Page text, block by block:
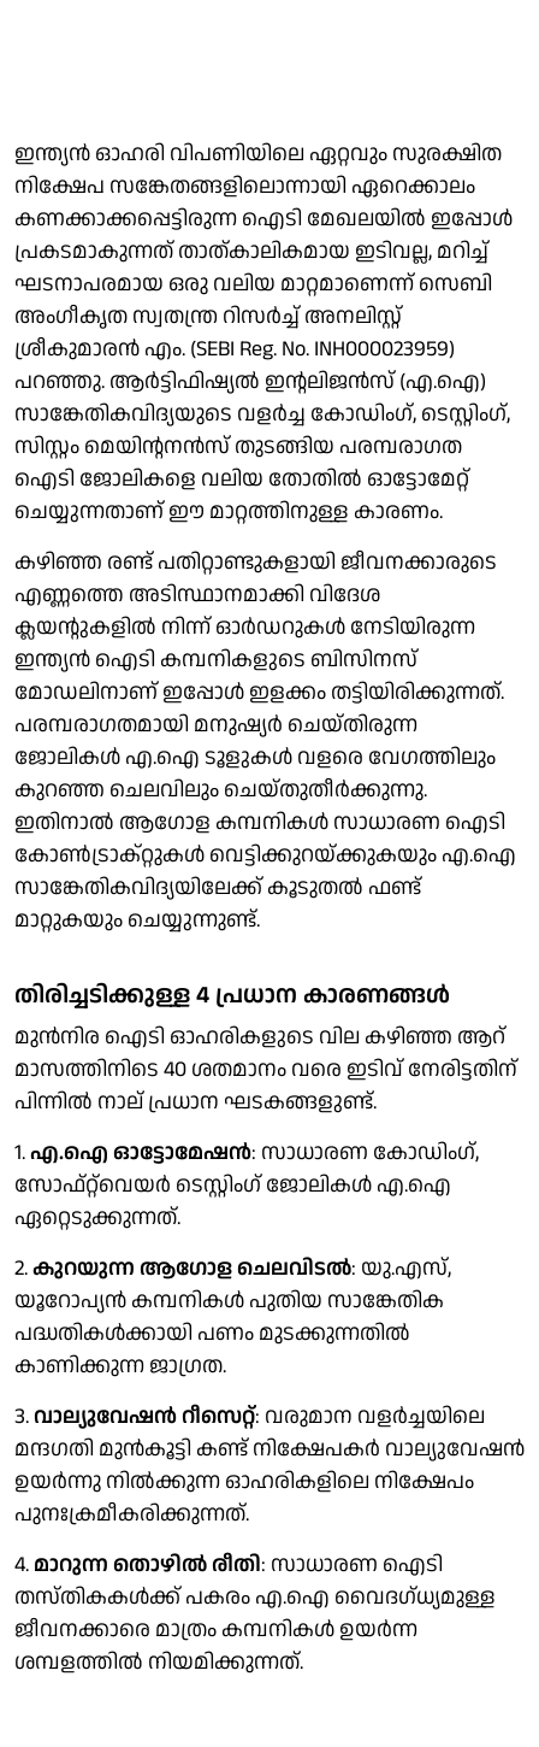
ഇന്ത്യൻ ഓഹരി വിപണിയിലെ ഏറ്റവും സുരക്ഷിത
നിക്ഷേപ സങ്കേതങ്ങളിലൊന്നായി ഏറെക്കാലം
കണക്കാക്കപ്പെട്ടിരുന്ന ഐടി മേഖലയിൽ ഇപ്പോൾ
പ്രകടമാകുന്നത് താത്കാലികമായ ഇടിവല്ല, മറിച്ച്
ഘടനാപരമായ ഒരു വലിയ മാറ്റമാണെന്ന് സെബി
അം​ഗീകൃത സ്വതന്ത്ര റിസർച്ച് അനലിസ്റ്റ്
ശ്രീകുമാരൻ എം. (SEBI Reg. No. INH000023959)
പറഞ്ഞു. ആർട്ടിഫിഷ്യൽ ഇന്റലിജൻസ് (എ.ഐ)
സാങ്കേതികവിദ്യയുടെ വളർച്ച കോഡിംഗ്, ടെസ്റ്റിംഗ്,
സിസ്റ്റം മെയിന്റനൻസ് തുടങ്ങിയ പരമ്പരാഗത
ഐടി ജോലികളെ വലിയ തോതിൽ ഓട്ടോമേറ്റ്
ചെയ്യുന്നതാണ് ഈ മാറ്റത്തിനുള്ള കാരണം.
കഴിഞ്ഞ രണ്ട് പതിറ്റാണ്ടുകളായി ജീവനക്കാരുടെ
എണ്ണത്തെ അടിസ്ഥാനമാക്കി വിദേശ
ക്ലയന്റുകളിൽ നിന്ന് ഓർഡറുകൾ നേടിയിരുന്ന
ഇന്ത്യൻ ഐടി കമ്പനികളുടെ ബിസിനസ്
മോഡലിനാണ് ഇപ്പോൾ ഇളക്കം തട്ടിയിരിക്കുന്നത്.
പരമ്പരാഗതമായി മനുഷ്യർ ചെയ്തിരുന്ന
ജോലികൾ എ.ഐ ടൂളുകൾ വളരെ വേഗത്തിലും
കുറഞ്ഞ ചെലവിലും ചെയ്തുതീർക്കുന്നു.
ഇതിനാൽ ആഗോള കമ്പനികൾ സാധാരണ ഐടി
കോൺട്രാക്റ്റുകൾ വെട്ടിക്കുറയ്ക്കുകയും എ.ഐ
സാങ്കേതികവിദ്യയിലേക്ക് കൂടുതൽ ഫണ്ട്
മാറ്റുകയും ചെയ്യുന്നുണ്ട്.
തിരിച്ചടിക്കുള്ള 4 പ്രധാന കാരണങ്ങൾ
മുൻനിര ഐടി ഓഹരികളുടെ വില കഴിഞ്ഞ ആറ്
മാസത്തിനിടെ 40 ശതമാനം വരെ ഇടിവ് നേരിട്ടതിന്
പിന്നിൽ നാല് പ്രധാന ഘടകങ്ങളുണ്ട്.
1.എ.ഐ ഓട്ടോമേഷൻ: സാധാരണ കോഡിംഗ്,
സോഫ്റ്റ്‌‍വെയർ ടെസ്റ്റിംഗ് ജോലികൾ എ.ഐ
ഏറ്റെടുക്കുന്നത്.
2.കുറയുന്ന ആഗോള ചെലവിടൽ: യു.എസ്,
യൂറോപ്യൻ കമ്പനികൾ പുതിയ സാങ്കേതിക
പദ്ധതികൾക്കായി പണം മുടക്കുന്നതിൽ
കാണിക്കുന്ന ജാഗ്രത.
3. വാല്യുവേഷൻ റീസെറ്റ്: വരുമാന വളർച്ചയിലെ
മന്ദഗതി മുൻകൂട്ടി കണ്ട് നിക്ഷേപകർ വാല്യുവേഷൻ
ഉയർന്നു നിൽക്കുന്ന ഓഹരികളിലെ നിക്ഷേപം
പുനഃക്രമീകരിക്കുന്നത്.
4. മാറുന്ന തൊഴിൽ രീതി: സാധാരണ ഐടി
തസ്തികകൾക്ക് പകരം എ.ഐ വൈദഗ്ധ്യമുള്ള
ജീവനക്കാരെ മാത്രം കമ്പനികൾ ഉയർന്ന
ശമ്പളത്തിൽ നിയമിക്കുന്നത്.